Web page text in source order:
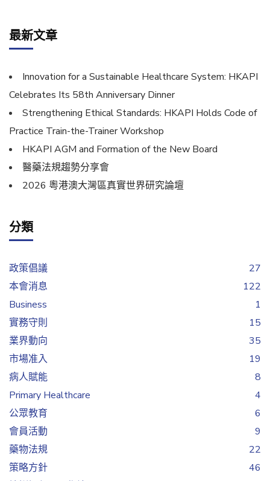
最新文章
Innovation for a Sustainable Healthcare System: HKAPI
Celebrates Its 58th Anniversary Dinner
Strengthening Ethical Standards: HKAPI Holds Code of
Practice Train-the-Trainer Workshop
HKAPI AGM and Formation of the New Board
醫藥法規趨勢分享會
2026 粵港澳大灣區真實世界研究論壇
分類
政策倡議
27
本會消息
122
Business
1
實務守則
15
業界動向
35
市場准入
19
病人賦能
8
Primary Healthcare
4
公眾教育
6
會員活動
9
藥物法規
22
策略方針
46